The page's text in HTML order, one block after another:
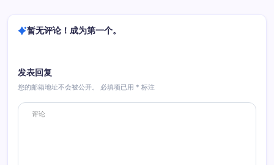
暂无评论！成为第一个。
发表回复
您的邮箱地址不会被公开。 必填项已用 * 标注